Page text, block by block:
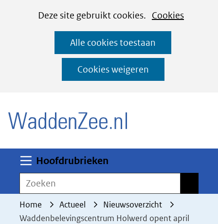
CookiesDeze site gebruikt cookies. Cookies
deze
worden
toegestaan
geweigerd.
Alle cookies toestaan
Cookies weigeren
Ga
naar
de
inhoud
Hoofdrubrieken
Zoeken
Home Actueel
Nieuwsoverzicht
Waddenbelevingscentrum Holwerd opent april